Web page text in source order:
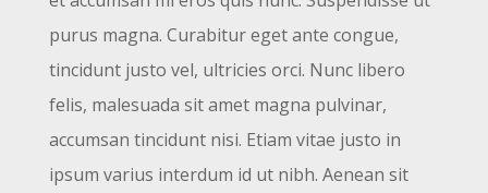
purus magna. Curabitur eget ante congue,
tincidunt justo vel, ultricies orci. Nunc libero
felis, malesuada sit amet magna pulvinar,
accumsan tincidunt nisi. Etiam vitae justo in
ipsum varius interdum id ut nibh. Aenean sit